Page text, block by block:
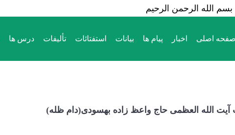
بسم الله الرحمن الرحیم
صفحه اصلی اخبار پیام ها بیانات استفتائات تألیفات درس ها
الله العظمی حاج واعظ زاده بهسودی(دام ظله)